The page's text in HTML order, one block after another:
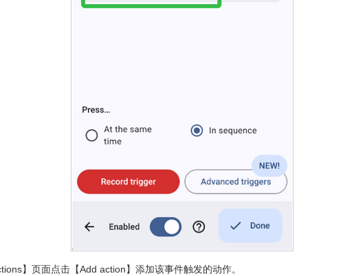
】页面点击【Add action】添加该事件触发的动作。